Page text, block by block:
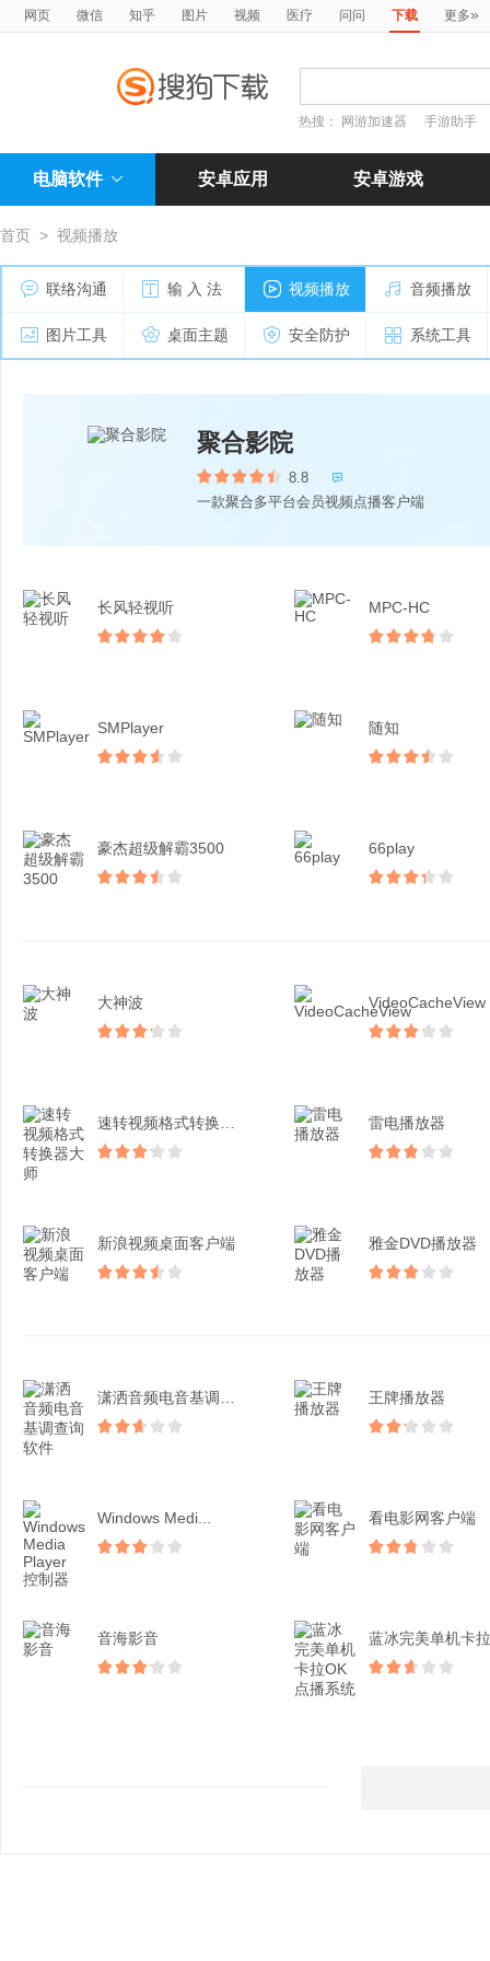
网页 微信 知乎 图片 视频 医疗 问问 下载 更多»
热搜： 网游加速器 手游助手
电脑软件 安卓应用 安卓游戏
首页 > 视频播放
联络沟通 输 入 法 视频播放 音频播放
图片工具 桌面主题 安全防护 系统工具
聚合影院
8.8 
一款聚合多平台会员视频点播客户端
长风轻视听 MPC-HC
SMPlayer 随知
豪杰超级解霸3500 66play
大神波 VideoCacheView
雷电播放器
新浪视频桌面客户端 雅金DVD播放器
王牌播放器
Windows Medi... 看电影网客户端
音海影音